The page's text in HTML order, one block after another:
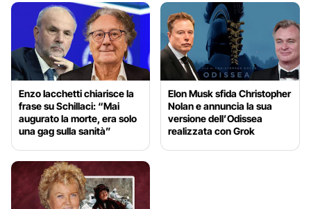
Enzo Iacchetti chiarisce la
frase su Schillaci: “Mai
augurato la morte, era solo
una gag sulla sanità”
Elon Musk sfida Christopher
Nolan e annuncia la sua
versione dell’Odissea
realizzata con Grok